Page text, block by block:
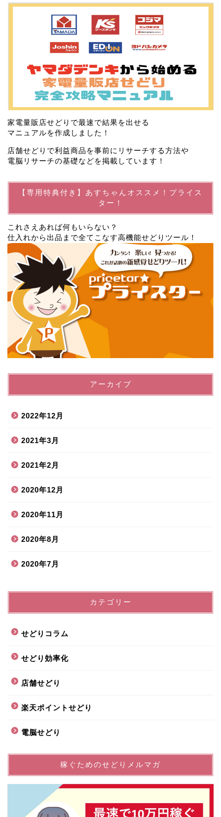
家電量販店せどりで最速で結果を出せる
マニュアルを作成しました！
店舗せどりで利益商品を事前にリサーチする方法や
電脳リサーチの基礎などを掲載しています！
【専用特典付き】あすちゃんオススメ！プライス
ター！
これさえあれば何もいらない？
仕入れから出品まで全てこなす高機能せどりツール！
アーカイブ
2022年12月
2021年3月
2021年2月
2020年12月
2020年11月
2020年8月
2020年7月
カテゴリー
せどりコラム
せどり効率化
店舗せどり
楽天ポイントせどり
電脳せどり
稼ぐためのせどりメルマガ
プロフィール